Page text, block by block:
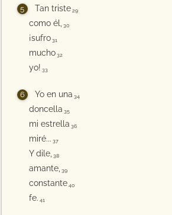
Tan triste 29
como él, 30
¡sufro 31
mucho 32
yo! 33
Yo en una 34
doncella 35
mi estrella 36
miré... 37
Y dile, 38
amante, 39
constante 40
fe. 41